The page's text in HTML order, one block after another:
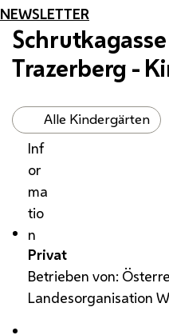
NEWSLETTER
Trazerberg -
Alle Kindergärten
Inf
or
ma
tio
n
Privat
Betrieben von:
Landesorganisation